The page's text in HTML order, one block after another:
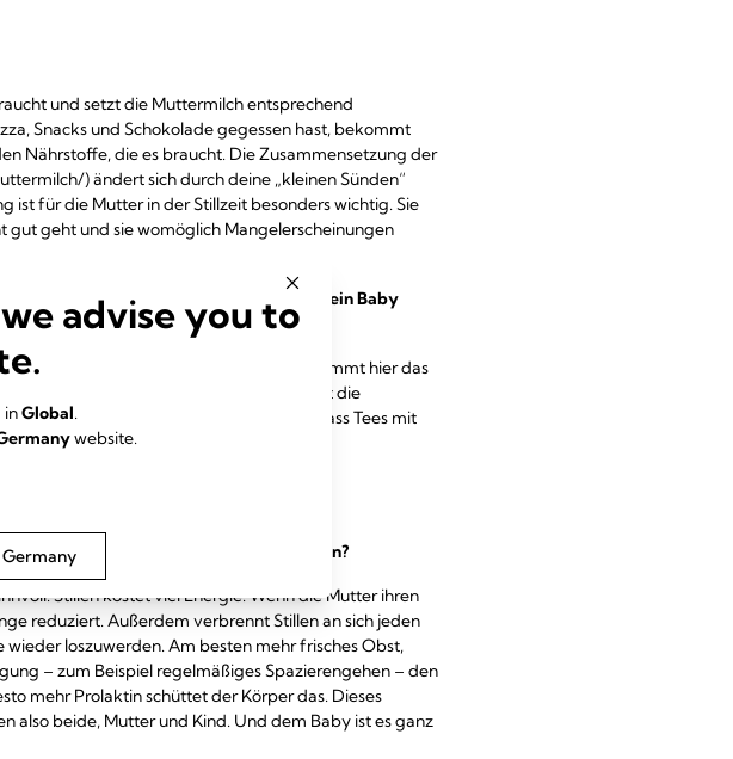
und setzt die Muttermilch entsprechend
Snacks und Schokolade gegessen hast, bekommt
Nährstoffe, die es braucht. Die Zusammensetzung der
) ändert sich durch deine „kleinen Sünden“
ist für die Mutter in der Stillzeit besonders wichtig. Sie
gut geht und sie womöglich Mangelerscheinungen
anzuregen. Wird sonst mein Baby
zu versorgen. Die Nachfrage bestimmt hier das
am besten öfter anlegen. Das fördert die
– wird die Milchbildung weiter angeregt: Dass Tees mit
ist nicht belegt.
vermeiden
darf ich während der Stillzeit Diät halten?
Stillen kostet viel Energie. Wenn die Mutter ihren
reduziert. Außerdem verbrennt Stillen an sich jeden
loszuwerden. Am besten mehr frisches Obst,
– zum Beispiel regelmäßiges Spazierengehen – den
mehr Prolaktin schüttet der Körper das. Dieses
also beide, Mutter und Kind. Und dem Baby ist es ganz
advise you to
inGlobal.
website.